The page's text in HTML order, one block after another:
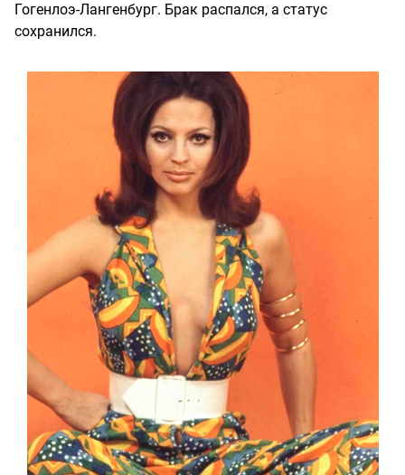
Гогенлоэ-Лангенбург. Брак распался, а статус
сохранился.